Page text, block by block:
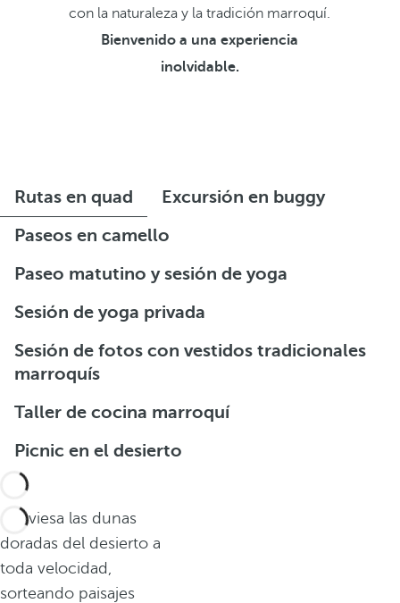
con la naturaleza y la tradición marroquí.
Bienvenido a una experiencia
inolvidable.
Rutas en quad
Excursión en buggy
Paseos en camello
Paseo matutino y sesión de yoga
Sesión de yoga privada
Sesión de fotos con vestidos tradicionales
marroquís
Taller de cocina marroquí
Picnic en el desierto
Atraviesa las dunas
doradas del desierto a
toda velocidad,
sorteando paisajes